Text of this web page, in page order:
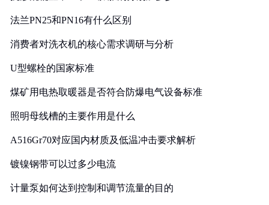
法兰PN25和PN16有什么区别
消费者对洗衣机的核心需求调研与分析
U型螺栓的国家标准
煤矿用电热取暖器是否符合防爆电气设备标准
照明母线槽的主要作用是什么
A516Gr70对应国内材质及低温冲击要求解析
镀镍钢带可以过多少电流
计量泵如何达到控制和调节流量的目的